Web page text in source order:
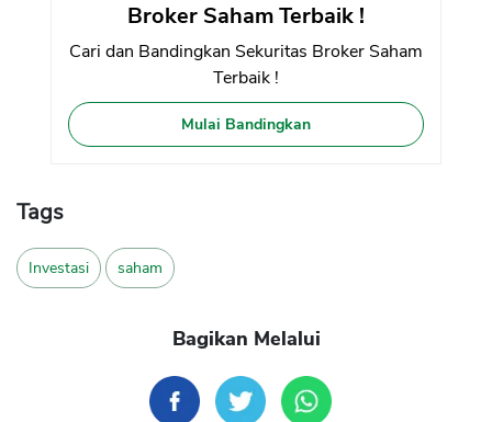
Broker Saham Terbaik !
Cari dan Bandingkan Sekuritas Broker Saham
Terbaik !
Mulai Bandingkan
Tags
Investasi saham
Bagikan Melalui